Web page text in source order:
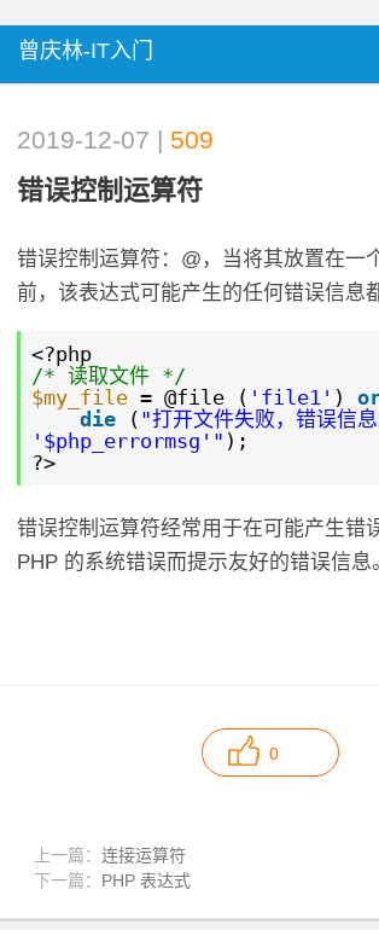
曾庆林-IT入门
2019-12-07 | 509
错误控制运算符
错误控制运算符：@，当将其放置在一
前，该表达式可能产生的任何错误信息
<?php
/* 读取文件 */
$my_file = @file ( 'file1' )
die
( "打开文件失败，错误信息
'$php_errormsg'" );
?>
错误控制运算符经常用于在可能产生错
PHP 的系统错误而提示友好的错误信息
0
上一篇： 连接运算符
下一篇： PHP 表达式